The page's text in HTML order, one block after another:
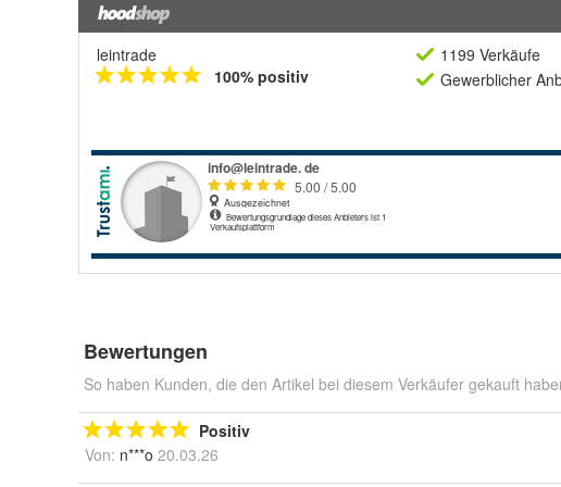
leintrade
100% positiv
1199 Verkäufe
Gewerblicher
Bewertungen
So haben Kunden, die den Artikel bei diesem Verkäufer gekauft
Positiv
Von: n***o 20.03.26